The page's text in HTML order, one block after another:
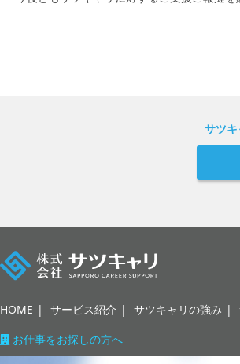
サツ
HOME サービス紹介 サツキャリの強み
お仕事をお探しの方へ